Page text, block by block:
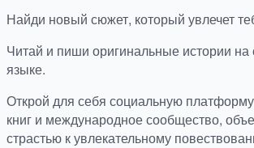
Найди новый сюжет, который увлечет
Читай и пиши оригинальные истории
языке.
Открой для себя социальную
книг и международное сообщество,
страстью к увлекательному